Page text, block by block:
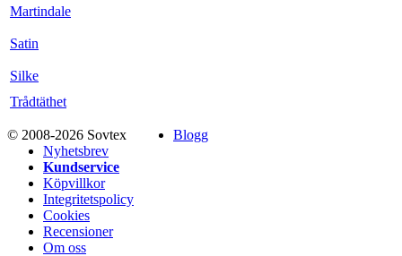
Martindale
Satin
Silke
Trådtäthet
© 2008-2026 Sovtex
Blogg
Nyhetsbrev
Kundservice
Köpvillkor
Integritetspolicy
Cookies
Recensioner
Om oss